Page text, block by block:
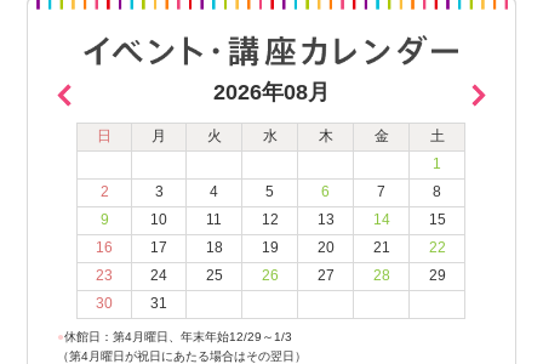
2026年08月
日 月 火 水 木 金
土
1
2
3 4 5 6 7
8
9
10 11 12 13 14
15
16
17 18 19 20 21
22
23
24 25 26 27 28
29
30
31
●休館日：第4月曜日、年末年始12/29～1/3
（第4月曜日が祝日にあたる場合はその翌日）